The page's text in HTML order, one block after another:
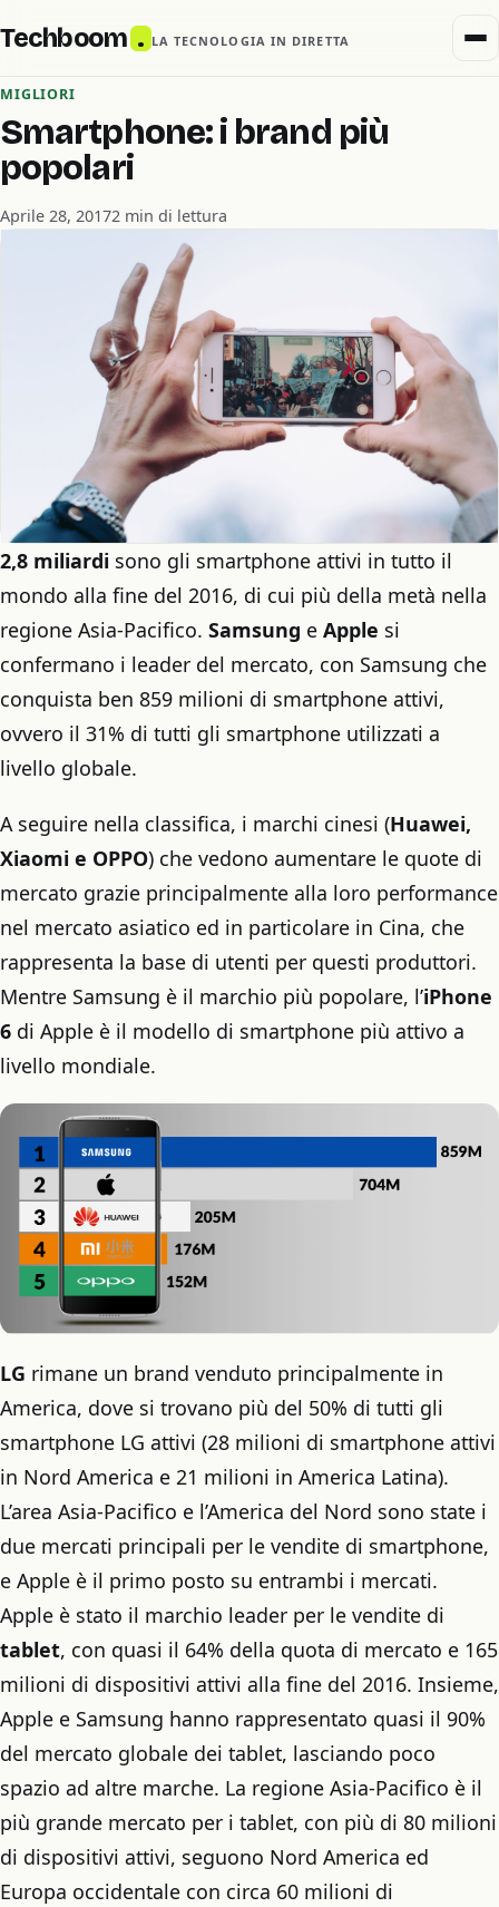
Techboom . LA TECNOLOGIA IN DIRETTA
MIGLIORI
Smartphone: i brand più
popolari
Aprile 28, 20172 min di lettura
2,8 miliardi sono gli smartphone attivi in tutto il
mondo alla fine del 2016, di cui più della metà nella
regione Asia-Pacifico. Samsung e Apple si
confermano i leader del mercato, con Samsung che
conquista ben 859 milioni di smartphone attivi,
ovvero il 31% di tutti gli smartphone utilizzati a
livello globale.
A seguire nella classifica, i marchi cinesi (Huawei,
Xiaomi e OPPO) che vedono aumentare le quote di
mercato grazie principalmente alla loro performance
nel mercato asiatico ed in particolare in Cina, che
rappresenta la base di utenti per questi produttori.
Mentre Samsung è il marchio più popolare, l’iPhone
6 di Apple è il modello di smartphone più attivo a
livello mondiale.
LG rimane un brand venduto principalmente in
America, dove si trovano più del 50% di tutti gli
smartphone LG attivi (28 milioni di smartphone attivi
in ​​Nord America e 21 milioni in America Latina).
L’area Asia-Pacifico e l’America del Nord sono state i
due mercati principali per le vendite di smartphone,
e Apple è il primo posto su entrambi i mercati.
Apple è stato il marchio leader per le vendite di
tablet, con quasi il 64% della quota di mercato e 165
milioni di dispositivi attivi alla fine del 2016. Insieme,
Apple e Samsung hanno rappresentato quasi il 90%
del mercato globale dei tablet, lasciando poco
spazio ad altre marche. La regione Asia-Pacifico è il
più grande mercato per i tablet, con più di 80 milioni
di dispositivi attivi, seguono Nord America ed
Europa occidentale con circa 60 milioni di